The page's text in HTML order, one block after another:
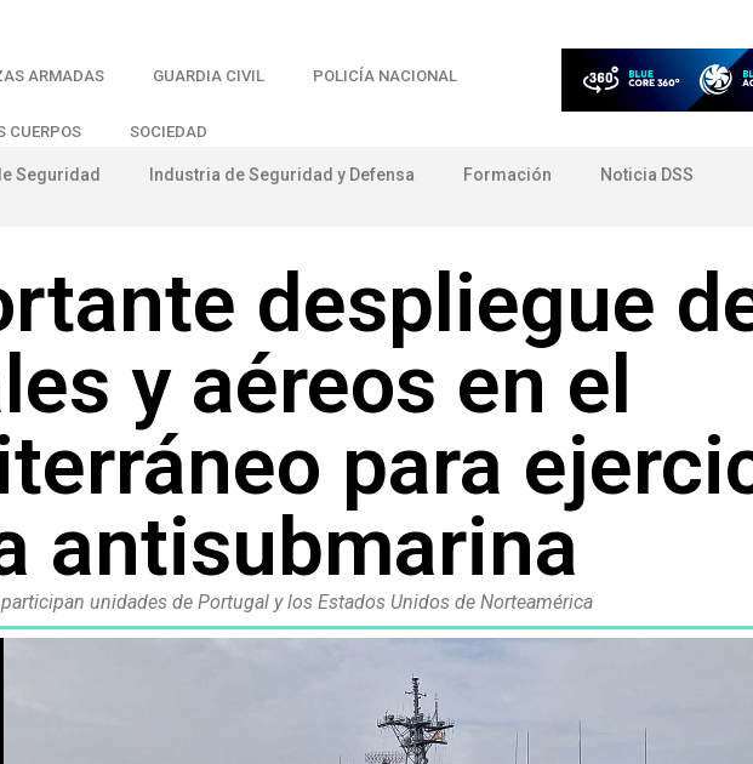
ARMADAS GUARDIA CIVIL POLICÍA NACIONAL
CUERPOS SOCIEDAD
Seguridad Industria de Seguridad y Defensa Formación Noticia DSS
despliegue
y aéreos en el
para
antisubmarina
unidades de Portugal y los Estados Unidos de Norteamérica